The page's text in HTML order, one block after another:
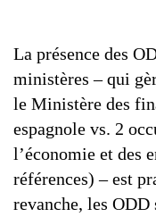
La présence des
ministères – qui
le Ministère des
espagnole vs. 2
l’économie et des
références) – est
revanche, les